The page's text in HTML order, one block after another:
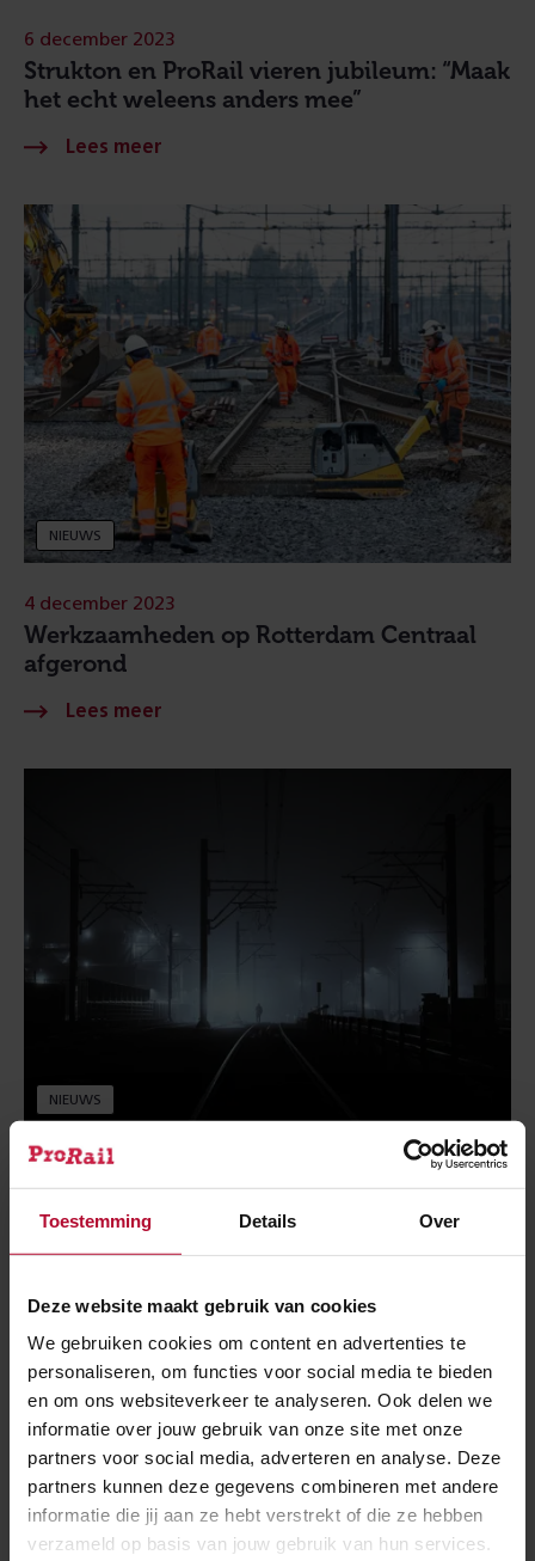
Toestemming Details Over
Deze website maakt gebruik van cookies
We gebruiken cookies om content en advertenties te
personaliseren, om functies voor social media te bieden
en om ons websiteverkeer te analyseren. Ook delen we
informatie over jouw gebruik van onze site met onze
partners voor social media, adverteren en analyse. Deze
partners kunnen deze gegevens combineren met andere
informatie die jij aan ze hebt verstrekt of die ze hebben
verzameld op basis van jouw gebruik van hun services.
Strukton en ProRail vieren jubileum: “Maak
het echt weleens anders mee”
6 december 2023
NIEUWS
Werkzaamheden op Rotterdam Centraal
afgerond
4 december 2023
NIEUWS
Kou getrotseerd: werkzaamheden goed
verlopen
12 december 2022